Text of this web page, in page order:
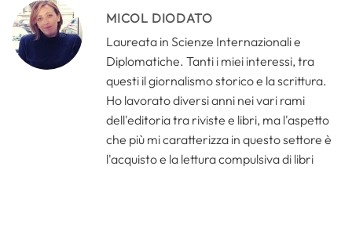
MICOL DIODATO
Laureata in Scienze Internazionali e
Diplomatiche. Tanti i miei interessi, tra
questi il giornalismo storico e la scrittura.
Ho lavorato diversi anni nei vari rami
dell'editoria tra riviste e libri, ma l'aspetto
che più mi caratterizza in questo settore è
l'acquisto e la lettura compulsiva di libri